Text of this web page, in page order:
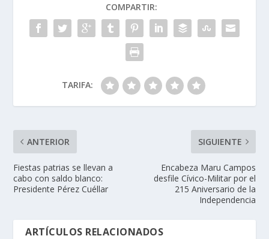
COMPARTIR:
TARIFA:
ANTERIOR
Fiestas patrias se llevan a
cabo con saldo blanco:
Presidente Pérez Cuéllar
SIGUIENTE
Encabeza Maru Campos
desfile Cívico-Militar por el
215 Aniversario de la
Independencia
ARTÍCULOS RELACIONADOS